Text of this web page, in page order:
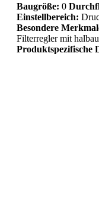
Baugröße: 0
Einstellbereich:
Besondere
Filterregler mit
Produktspezifische